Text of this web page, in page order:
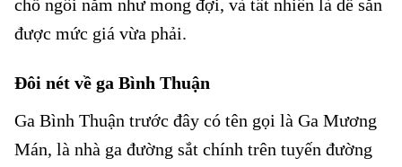
chỗ ngồi nằm như mong đợi, và tất nhiên là dễ săn
được mức giá vừa phải.
Đôi nét về ga Bình Thuận
Ga Bình Thuận trước đây có tên gọi là Ga Mương
Mán, là nhà ga đường sắt chính trên tuyến đường